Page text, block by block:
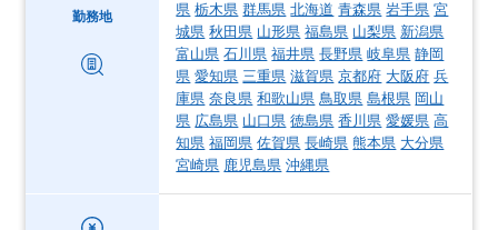
勤務地
県 栃木県 群馬県 北海道 青森県 岩手県 宮
城県 秋田県 山形県 福島県 山梨県 新潟県
富山県 石川県 福井県 長野県 岐阜県 静岡
県 愛知県 三重県 滋賀県 京都府 大阪府 兵
庫県 奈良県 和歌山県 鳥取県 島根県 岡山
県 広島県 山口県 徳島県 香川県 愛媛県 高
知県 福岡県 佐賀県 長崎県 熊本県 大分県
宮崎県 鹿児島県 沖縄県